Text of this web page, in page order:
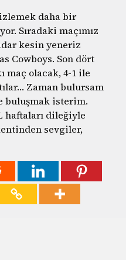
daha bir
Sıradaki maçımız
kesin yeneriz
Cowboys. Son dört
maç olacak, 4-1 ile
Zaman bulursam
buluşmak isterim.
haftaları dileğiyle
sevgiler,